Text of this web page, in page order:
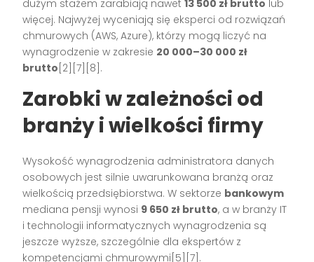
dużym stażem zarabiają nawet13 500 zł brutto lub
więcej. Najwyżej wyceniają się eksperci od rozwiązań
chmurowych (AWS, Azure), którzy mogą liczyć na
wynagrodzenie w zakresie 20 000–30 000 zł
brutto [2][7][8].
Zarobki w zależności od
branży i wielkości firmy
Wysokość wynagrodzenia administratora danych
osobowych jest silnie uwarunkowana branżą oraz
wielkością przedsiębiorstwa. W sektorze bankowym
mediana pensji wynosi 9 650 zł brutto, a w branży IT
i technologii informatycznych wynagrodzenia są
jeszcze wyższe, szczególnie dla ekspertów z
kompetencjami chmurowymi[5][7].